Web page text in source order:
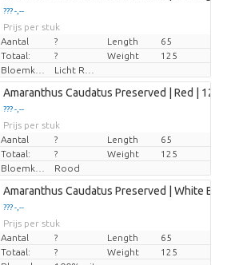
??? -,--
Prijs per stuk
Aantal
? Length
65
Totaal:
? Weight
125
Bloemkleur
Amaranthus Caudatus Preserved | Red | 125
??? -,--
Prijs per stuk
Aantal
? Length
65
Totaal:
? Weight
125
Bloemkleur
Rood
Amaranthus Caudatus Preserved | White
??? -,--
Prijs per stuk
Aantal
? Length
65
Totaal:
? Weight
125